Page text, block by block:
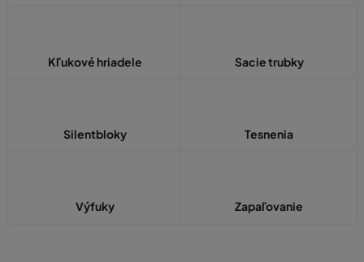
Kľukové hriadele Sacie trubky
Silentbloky Tesnenia
Výfuky Zapaľovanie